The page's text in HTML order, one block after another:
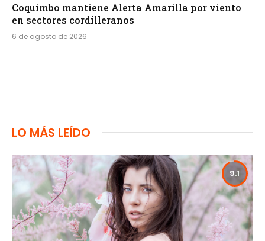
Coquimbo mantiene Alerta Amarilla por viento
en sectores cordilleranos
6 de agosto de 2026
LO MÁS LEÍDO
9.1